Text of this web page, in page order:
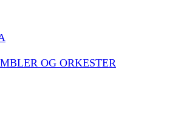
OG ORKESTER